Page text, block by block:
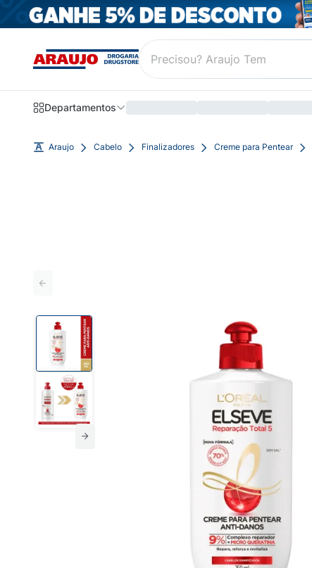
Departamentos
Araujo Cabelo Finalizadores Creme para Pentear